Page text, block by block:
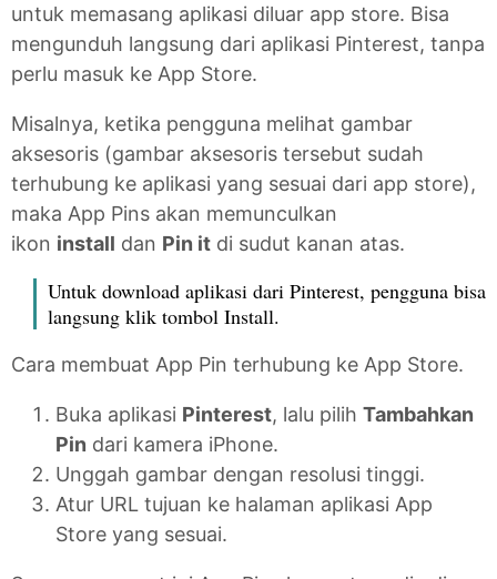
untuk memasang aplikasi diluar app store. Bisa
mengunduh langsung dari aplikasi Pinterest, tanpa
perlu masuk ke App Store.
Misalnya, ketika pengguna melihat gambar
aksesoris (gambar aksesoris tersebut sudah
terhubung ke aplikasi yang sesuai dari app store),
maka App Pins akan memunculkan
ikon install dan Pin it di sudut kanan atas.
Untuk download aplikasi dari Pinterest, pengguna bisa
langsung klik tombol Install.
Cara membuat App Pin terhubung ke App Store.
Buka aplikasi Pinterest, lalu pilih Tambahkan
Pin dari kamera iPhone.
Unggah gambar dengan resolusi tinggi.
Atur URL tujuan ke halaman aplikasi App
Store yang sesuai.